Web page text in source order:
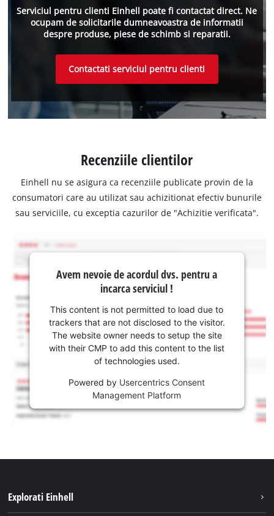
Serviciul pentru clienti Einhell poate fi contactat direct. Ne
ocupam de solicitarile dumneavoastra de informatii
despre produse, piese de schimb si reparatii.
Contactati serviciul pentru clienti
Recenziile clientilor
Einhell nu se asigura ca recenziile publicate provin de la
consumatori care au utilizat sau achizitionat efectiv bunurile
sau serviciile, cu exceptia cazurilor de "Achizitie verificata".
Avem nevoie de acordul dvs. pentru a
incarca serviciul !
This content is not permitted to load due to
trackers that are not disclosed to the visitor.
The website owner needs to setup the site
with their CMP to add this content to the list
of technologies used.
Powered by Usercentrics Consent
Management Platform
Explorati Einhell